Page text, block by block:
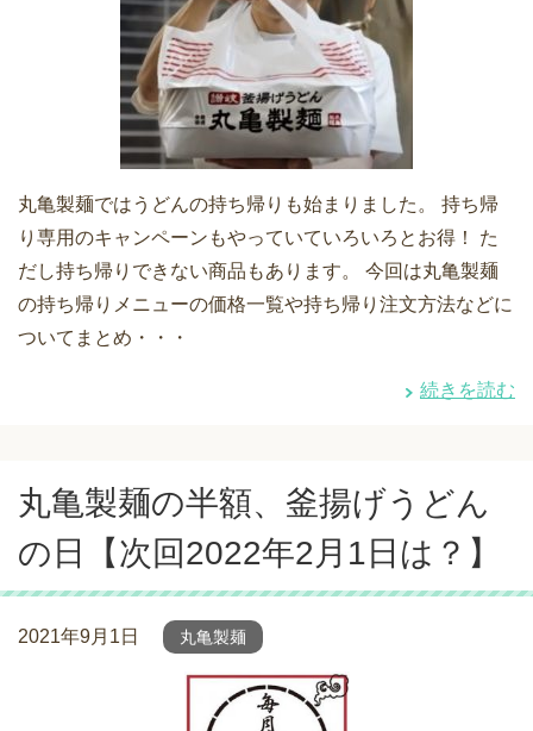
丸亀製麺ではうどんの持ち帰りも始まりました。 持ち帰
り専用のキャンペーンもやっていていろいろとお得！ た
だし持ち帰りできない商品もあります。 今回は丸亀製麺
の持ち帰りメニューの価格一覧や持ち帰り注文方法などに
ついてまとめ・・・
続きを読む
丸亀製麺の半額、釜揚げうどん
の日【次回2022年2月1日は？】
2021年9月1日 丸亀製麺